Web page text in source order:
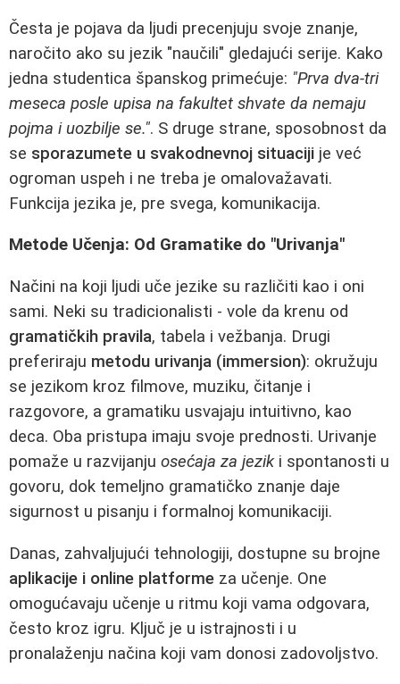
Česta je pojava da ljudi precenjuju svoje znanje,
naročito ako su jezik "naučili" gledajući serije. Kako
jedna studentica španskog primećuje: "Prva dva-tri
meseca posle upisa na fakultet shvate da nemaju
pojma i uozbilje se.". S druge strane, sposobnost da
se sporazumete u svakodnevnoj situaciji je već
ogroman uspeh i ne treba je omalovažavati.
Funkcija jezika je, pre svega, komunikacija.
Metode Učenja: Od Gramatike do "Urivanja"
Načini na koji ljudi uče jezike su različiti kao i oni
sami. Neki su tradicionalisti - vole da krenu od
gramatičkih pravila, tabela i vežbanja. Drugi
preferiraju metodu urivanja (immersion): okružuju
se jezikom kroz filmove, muziku, čitanje i
razgovore, a gramatiku usvajaju intuitivno, kao
deca. Oba pristupa imaju svoje prednosti. Urivanje
pomaže u razvijanju osećaja za jeziki spontanosti u
govoru, dok temeljno gramatičko znanje daje
sigurnost u pisanju i formalnoj komunikaciji.
Danas, zahvaljujući tehnologiji, dostupne su brojne
aplikacije i online platforme za učenje. One
omogućavaju učenje u ritmu koji vama odgovara,
često kroz igru. Ključ je u istrajnosti i u
pronalaženju načina koji vam donosi zadovoljstvo.